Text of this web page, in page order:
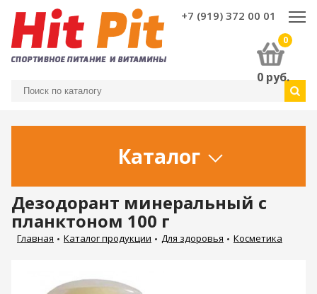
0
0 руб.
+7 (919) 372 00 01
Каталог
Дезодорант минеральный с
планктоном 100 г
Главная Каталог продукции Для здоровья Косметика